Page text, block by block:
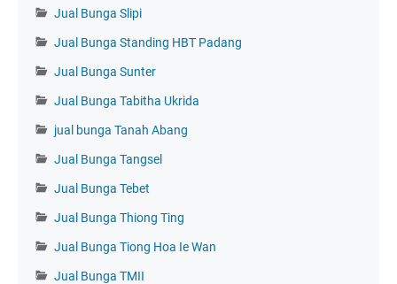
Jual Bunga Slipi
Jual Bunga Standing HBT Padang
Jual Bunga Sunter
Jual Bunga Tabitha Ukrida
jual bunga Tanah Abang
Jual Bunga Tangsel
Jual Bunga Tebet
Jual Bunga Thiong Ting
Jual Bunga Tiong Hoa Ie Wan
Jual Bunga TMII